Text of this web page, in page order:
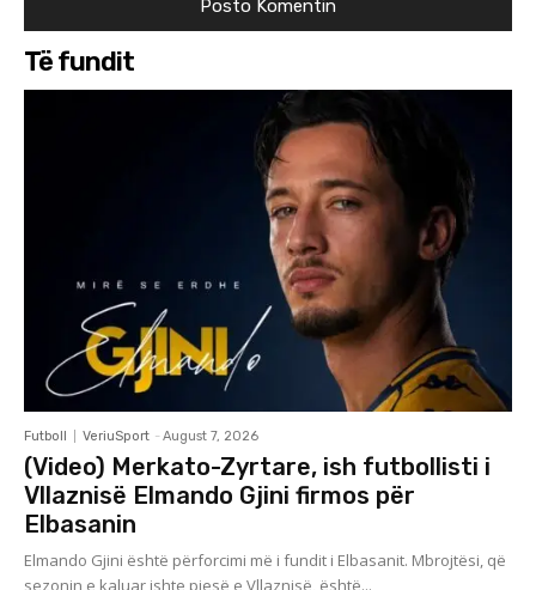
Të fundit
Futboll VeriuSport - August 7, 2026
(Video) Merkato-Zyrtare, ish futbollisti i
Vllaznisë Elmando Gjini firmos për
Elbasanin
Elmando Gjini është përforcimi më i fundit i Elbasanit. Mbrojtësi, që
sezonin e kaluar ishte pjesë e Vllaznisë, është...